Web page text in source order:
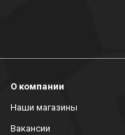
О компании
Наши магазины
Вакансии